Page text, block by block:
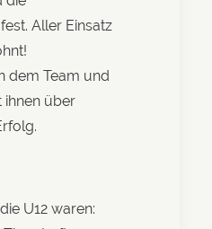
Aller Einsatz
dem Team und
ihnen über
U12 waren: